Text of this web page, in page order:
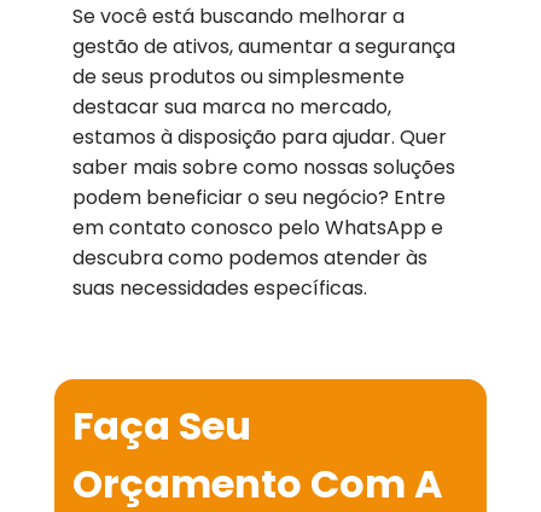
Se você está buscando melhorar a
gestão de ativos, aumentar a segurança
de seus produtos ou simplesmente
destacar sua marca no mercado,
estamos à disposição para ajudar. Quer
saber mais sobre como nossas soluções
podem beneficiar o seu negócio? Entre
em contato conosco pelo WhatsApp e
descubra como podemos atender às
suas necessidades específicas.
Faça Seu
Orçamento Com A